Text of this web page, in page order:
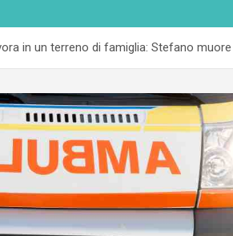
in un terreno di famiglia: Stefano muore